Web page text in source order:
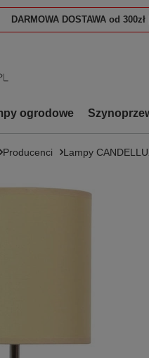
DARMOWA DOSTAWA od 300zł
ogrodowe
Producenci Lampy